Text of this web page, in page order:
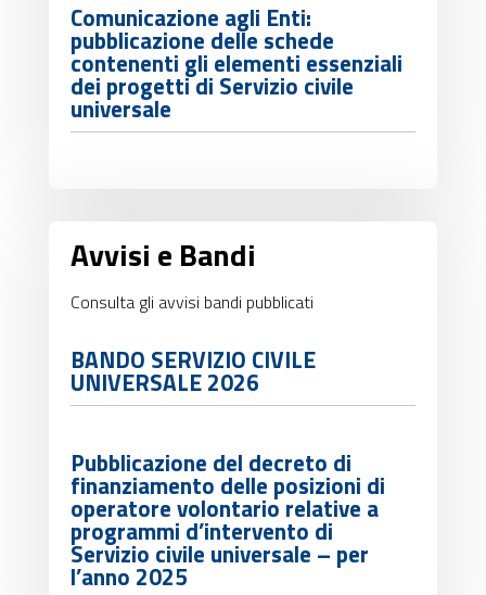
Comunicazione agli Enti:
pubblicazione delle schede
contenenti gli elementi essenziali
dei progetti di Servizio civile
universale
Avvisi e Bandi
Consulta gli avvisi bandi pubblicati
BANDO SERVIZIO CIVILE
UNIVERSALE 2026
Pubblicazione del decreto di
finanziamento delle posizioni di
operatore volontario relative a
programmi d’intervento di
Servizio civile universale – per
l’anno 2025